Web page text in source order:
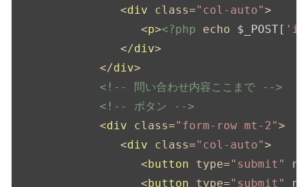
<div class="col-auto">
<p><?php echo $_POST[
</div>
</div>
<!-- 問い合わせ内容ここまで -->
<!-- ボタン -->
<div class="form-row mt-2">
<div class="col-auto">
< button type="submit"
< button type="submit"